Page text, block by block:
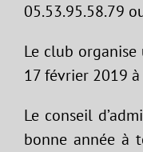
05.53.95.58.79
Le club
17 février 2019
Le conseil
bonne année à